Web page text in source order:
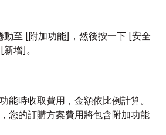
動至 [附加功能] ，然後按一下 [安全
新增]。
能時收取費用，金額依比例計算。
您的訂購方案費用將包含附加功能